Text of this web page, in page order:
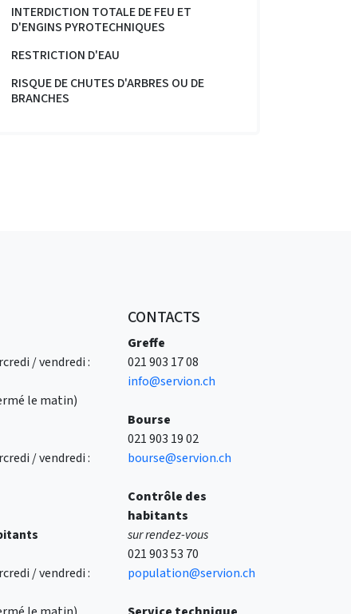
INTERDICTION TOTALE DE FEU ET
D'ENGINS PYROTECHNIQUES
RESTRICTION D'EAU
RISQUE DE CHUTES D'ARBRES OU DE
BRANCHES
/ vendredi :
le matin)
/ vendredi :
/ vendredi :
CONTACTS
Greffe
021 903 17 08
info@servion.ch
Bourse
021 903 19 02
bourse@servion.ch
Contrôle des
habitants
sur rendez-vous
021 903 53 70
population@servion.ch